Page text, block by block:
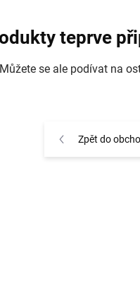
teprve
Můžete se ale podívat na
Zpět do